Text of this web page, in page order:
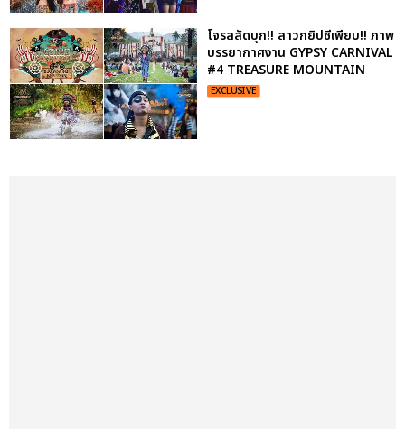
โจรสลัดบุก!! สาวกยิปซีเพียบ!! ภาพ
บรรยากาศงาน GYPSY CARNIVAL
#4 TREASURE MOUNTAIN
EXCLUSIVE